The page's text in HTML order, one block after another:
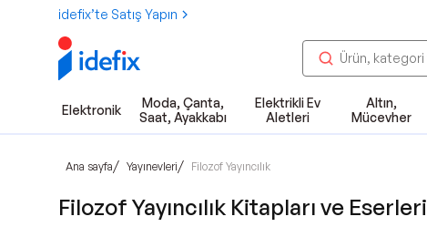
idefix’te Satış Yapın
Elektronik
Moda, Çanta,
Saat, Ayakkabı
Elektrikli Ev
Aletleri
Altın,
Mücevher
Ana sayfa/ Yayınevleri/ Filozof Yayıncılık
Filozof Yayıncılık Kitapları ve Eserleri